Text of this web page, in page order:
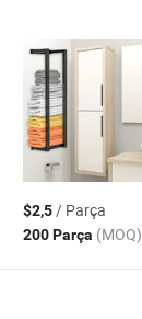
$2,5/ Parça
200 Parça (MOQ)